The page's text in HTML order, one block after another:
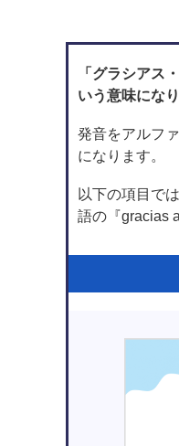
「グラシアス
いう意味になり
発音をアルフ
になります。
以下の項目で
語の『gracias